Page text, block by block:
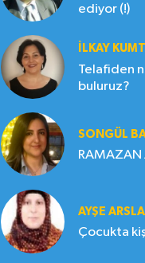
ediyor (!)
İLKAY
Telafiden
buluruz?
SONGÜL
RAMAZAN
AYŞE
Çocukta